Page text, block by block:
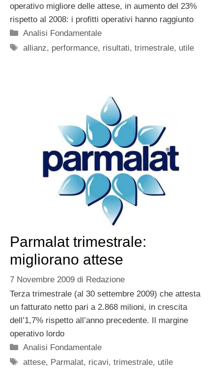
operativo migliore delle attese, in aumento del 23%
rispetto al 2008: i profitti operativi hanno raggiunto
Categorie
Analisi Fondamentale
Tag
allianz, performance, risultati,trimestrale, utile
Parmalat trimestrale:
migliorano attese
7 Novembre 2009 di Redazione
Terza trimestrale (al 30 settembre 2009) che attesta
un fatturato netto pari a 2.868 milioni, in crescita
dell’1,7% rispetto all’anno precedente. Il margine
operativo lordo
Categorie
Analisi Fondamentale
Tag
attese, Parmalat, ricavi,trimestrale, utile